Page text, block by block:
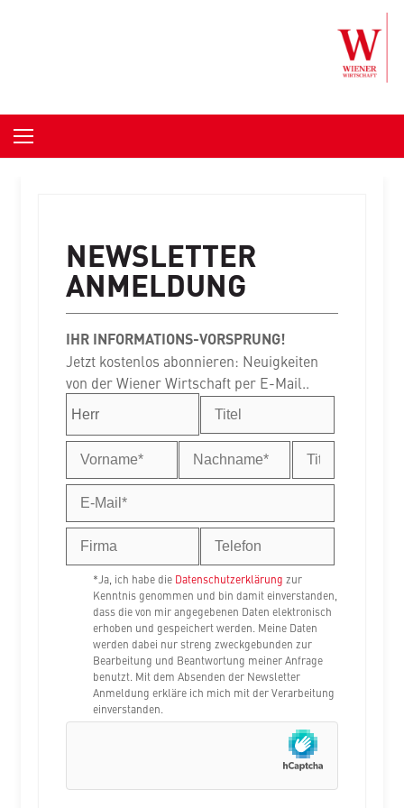
NEWSLETTER
ANMELDUNG
IHR INFORMATIONS-VORSPRUNG!
Jetzt kostenlos abonnieren: Neuigkeiten
von der Wiener Wirtschaft per E-Mail..
*Ja, ich habe die Datenschutzerklärung zur
Kenntnis genommen und bin damit einverstanden,
dass die von mir angegebenen Daten elektronisch
erhoben und gespeichert werden. Meine Daten
werden dabei nur streng zweckgebunden zur
Bearbeitung und Beantwortung meiner Anfrage
benutzt. Mit dem Absenden der Newsletter
Anmeldung erkläre ich mich mit der Verarbeitung
einverstanden.